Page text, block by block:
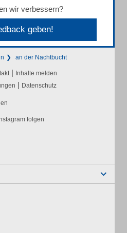
wir verbessern?
geben!
an der Nachtbucht
| Inhalte melden
| Datenschutz
folgen